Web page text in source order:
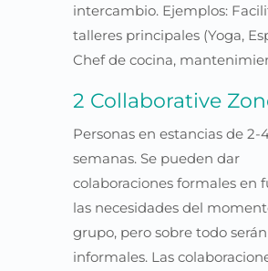
intercambio. Ejemplos:
talleres principales (Yoga,
Chef de cocina,
2 Collaborative
Personas en estancias de 2-
semanas. Se pueden dar
colaboraciones formales en
las necesidades del
grupo, pero sobre todo serán
informales. Las